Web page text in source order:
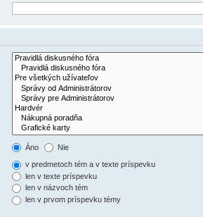
Áno Nie
v predmetoch tém a v texte príspevku
len v texte príspevku
len v názvoch tém
len v prvom príspevku témy